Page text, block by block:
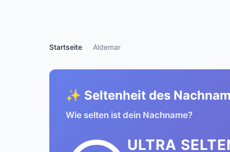
Startseite Aldemar
✨ Seltenheit des
Wie selten ist dein Nachname?
ULTRA